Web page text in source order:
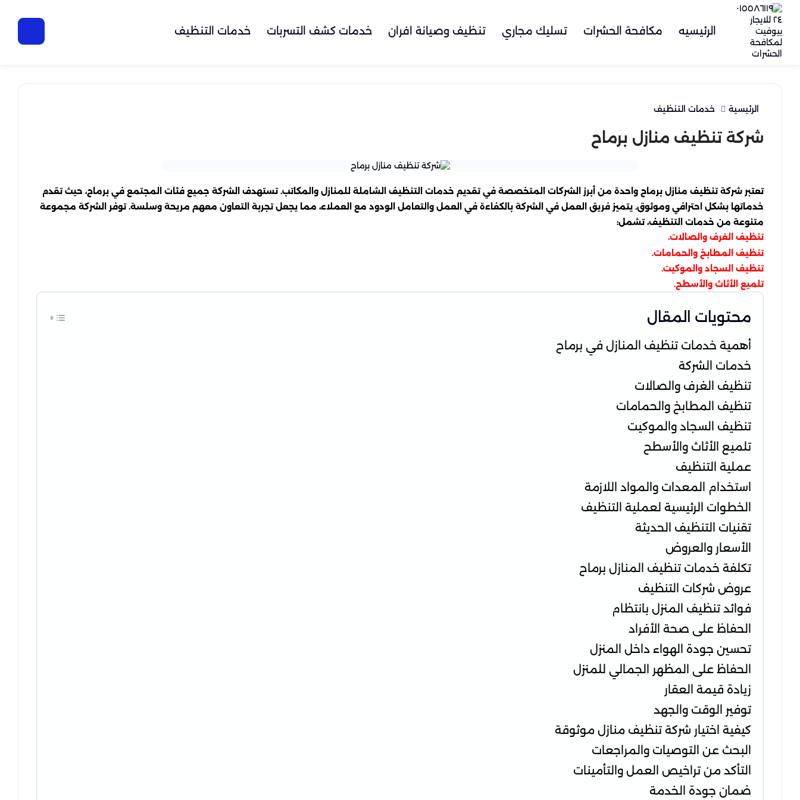
الرئيسيه مكافحة الحشرات تسليك مجاري تنظيف وصيانة افران خدمات كشف التسربات خدمات التنظيف
الرئيسية خدمات التنظيف
شركة تنظيف منازل برماح
تعتبر شركة تنظيف منازل برماح واحدة من أبرز الشركات المتخصصة في تقديم خدمات التنظيف الشاملة للمنازل والمكاتب. تستهدف الشركة جميع فئات المجتمع في برماح، حيث تقدم
خدماتها بشكل احترافي وموثوق. يتميز فريق العمل في الشركة بالكفاءة في العمل والتعامل الودود مع العملاء، مما يجعل تجربة التعاون معهم مريحة وسلسة. توفر الشركة مجموعة
متنوعة من خدمات التنظيف، تشمل:
تنظيف الغرف والصالات.
تنظيف المطابخ والحمامات.
تنظيف السجاد والموكيت.
تلميع الأثاث والأسطح.
محتويات المقال
أهمية خدمات تنظيف المنازل في برماح
خدمات الشركة
تنظيف الغرف والصالات
تنظيف المطابخ والحمامات
تنظيف السجاد والموكيت
تلميع الأثاث والأسطح
عملية التنظيف
استخدام المعدات والمواد اللازمة
الخطوات الرئيسية لعملية التنظيف
تقنيات التنظيف الحديثة
الأسعار والعروض
تكلفة خدمات تنظيف المنازل برماح
عروض شركات التنظيف
فوائد تنظيف المنزل بانتظام
الحفاظ على صحة الأفراد
تحسين جودة الهواء داخل المنزل
الحفاظ على المظهر الجمالي للمنزل
زيادة قيمة العقار
توفير الوقت والجهد
كيفية اختيار شركة تنظيف منازل موثوقة
البحث عن التوصيات والمراجعات
التأكد من تراخيص العمل والتأمينات
ضمان جودة الخدمة